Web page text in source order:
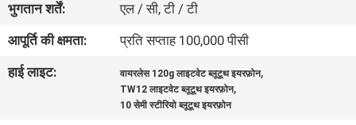
संपर्क
करें
भुगतान शर्तें:
एल / सी, टी / टी
आपूर्ति की क्षमता:
प्रति सप्ताह 100,000 पीसी
हाई लाइट:
वायरलेस 120g लाइटवेट ब्लूटूथ इयरफ़ोन,
TW12 लाइटवेट ब्लूटूथ इयरफ़ोन,
10 सेमी स्टीरियो ब्लूटूथ इयरफ़ोन